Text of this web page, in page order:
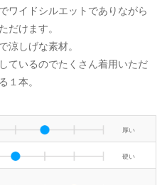
ワイドシルエットでありながら
だけます。
涼しげな素材。
ているのでたくさん着用いただ
１本。
厚い
硬い